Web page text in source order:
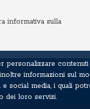
informativa sulla
Cipriani L. - Loc. Lierna,
personalizzare
informazioni sul
e social media, i quali
dei loro servizi.